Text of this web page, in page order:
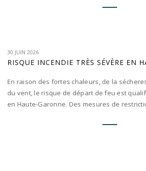
30 JUIN 2026
RISQUE INCENDIE TRÈS SÉVÈRE EN
En raison des fortes chaleurs, de la
du vent, le risque de départ de feu est
en Haute-Garonne. Des mesures de